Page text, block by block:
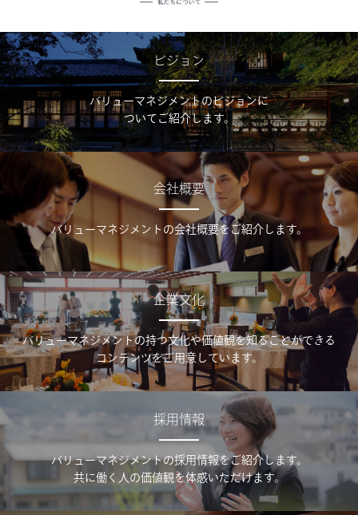
ビジョン
バリューマネジメントのビジョンに
ついてご紹介します。
会社概要
バリューマネジメントの会社概要をご紹介します。
企業文化
バリューマネジメントの持つ文化や価値観を知ることができる
コンテンツをご用意しています。
採用情報
バリューマネジメントの採用情報をご紹介します。
共に働く人の価値観を体感いただけます。